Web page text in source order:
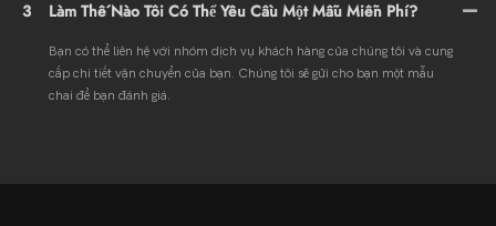
3 Làm Thế Nào Tôi Có Thể Yêu Cầu Một Mẫu Miễn Phí?
Bạn có thể liên hệ với nhóm dịch vụ khách hàng của chúng tôi và cung
cấp chi tiết vận chuyển của bạn. Chúng tôi sẽ gửi cho bạn một mẫu
chai để bạn đánh giá.